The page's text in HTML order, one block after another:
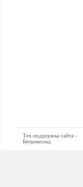
Тех.поддержка сайта -
Битриксоид